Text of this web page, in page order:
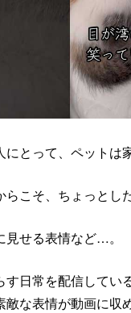
とって、ペットは
こそ、ちょっとし
せる表情など…。
日常を配信してい
な表情が動画に収